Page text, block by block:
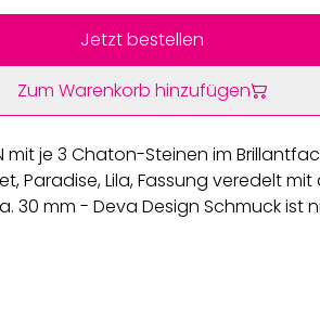
Jetzt bestellen
Zum Warenkorb hinzufügen
mit je 3 Chaton-Steinen im
Paradise, Lila, Fassung veredelt mit
30 mm - Deva Design Schmuck ist